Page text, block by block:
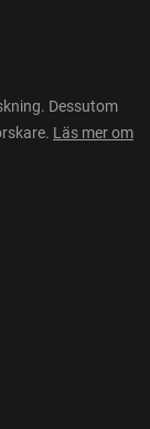
Dessutom
Läs mer om